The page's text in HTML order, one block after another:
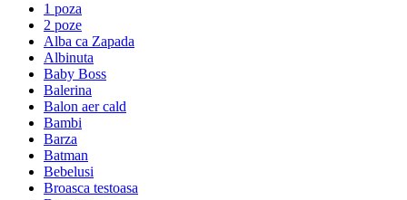
1 poza
2 poze
Alba ca Zapada
Albinuta
Baby Boss
Balerina
Balon aer cald
Bambi
Barza
Batman
Bebelusi
Broasca testoasa